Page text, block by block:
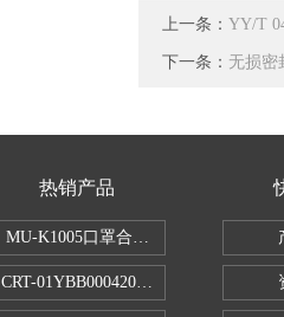
上一条： YY/T
下一条： 无损密
热销产品
MU-K1005口罩合成血液穿透试验仪
CRT-01YBB00042005数显式安瓿瓶圆